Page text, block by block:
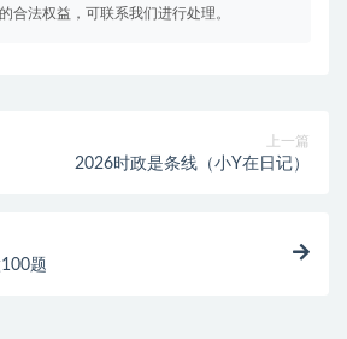
合法权益，可联系我们进行处理。
上一篇
2026时政是条线（小Y在日记）
题